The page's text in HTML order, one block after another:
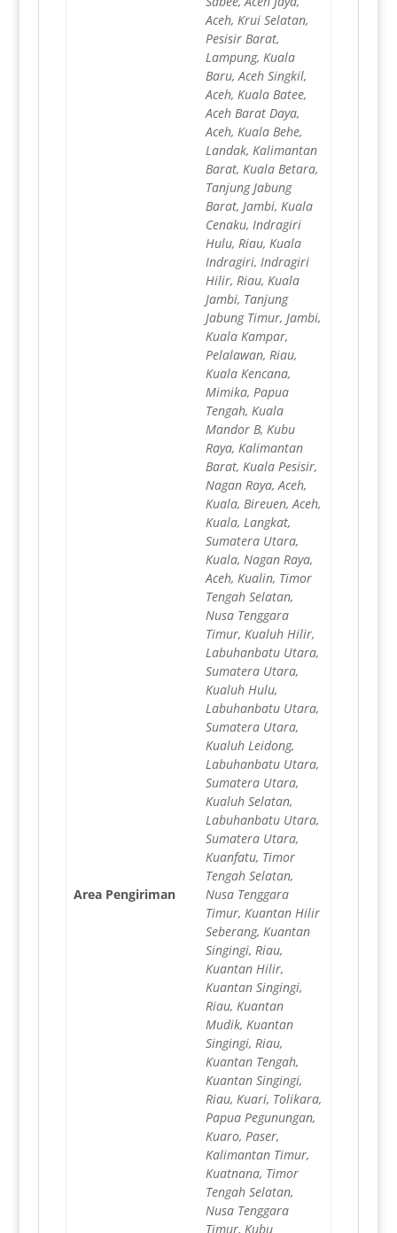
Area Pengiriman
Aceh, Krui Selatan,
Pesisir Barat,
Lampung, Kuala
Baru, Aceh Singkil,
Aceh, Kuala Batee,
Aceh Barat Daya,
Aceh, Kuala Behe,
Landak, Kalimantan
Barat, Kuala Betara,
Tanjung Jabung
Barat, Jambi, Kuala
Cenaku, Indragiri
Hulu, Riau, Kuala
Indragiri, Indragiri
Hilir, Riau, Kuala
Jambi, Tanjung
Jabung Timur, Jambi,
Kuala Kampar,
Pelalawan, Riau,
Kuala Kencana,
Mimika, Papua
Tengah, Kuala
Mandor B, Kubu
Raya, Kalimantan
Barat, Kuala Pesisir,
Nagan Raya, Aceh,
Kuala, Bireuen, Aceh,
Kuala, Langkat,
Sumatera Utara,
Kuala, Nagan Raya,
Aceh, Kualin, Timor
Tengah Selatan,
Nusa Tenggara
Timur, Kualuh Hilir,
Labuhanbatu Utara,
Sumatera Utara,
Kualuh Hulu,
Labuhanbatu Utara,
Sumatera Utara,
Kualuh Leidong,
Labuhanbatu Utara,
Sumatera Utara,
Kualuh Selatan,
Labuhanbatu Utara,
Sumatera Utara,
Kuanfatu, Timor
Tengah Selatan,
Nusa Tenggara
Timur, Kuantan Hilir
Seberang, Kuantan
Singingi, Riau,
Kuantan Hilir,
Kuantan Singingi,
Riau, Kuantan
Mudik, Kuantan
Singingi, Riau,
Kuantan Tengah,
Kuantan Singingi,
Riau, Kuari, Tolikara,
Papua Pegunungan,
Kuaro, Paser,
Kalimantan Timur,
Kuatnana, Timor
Tengah Selatan,
Nusa Tenggara
Timur, Kubu